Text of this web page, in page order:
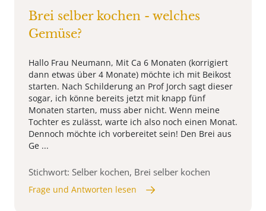
Brei selber kochen - welches
Gemüse?
Hallo Frau Neumann, Mit Ca 6 Monaten (korrigiert
dann etwas über 4 Monate) möchte ich mit Beikost
starten. Nach Schilderung an Prof Jorch sagt dieser
sogar, ich könne bereits jetzt mit knapp fünf
Monaten starten, muss aber nicht. Wenn meine
Tochter es zulässt, warte ich also noch einen Monat.
Dennoch möchte ich vorbereitet sein! Den Brei aus
Ge ...
Stichwort: Selber kochen, Brei selber kochen
Frage und Antworten lesen